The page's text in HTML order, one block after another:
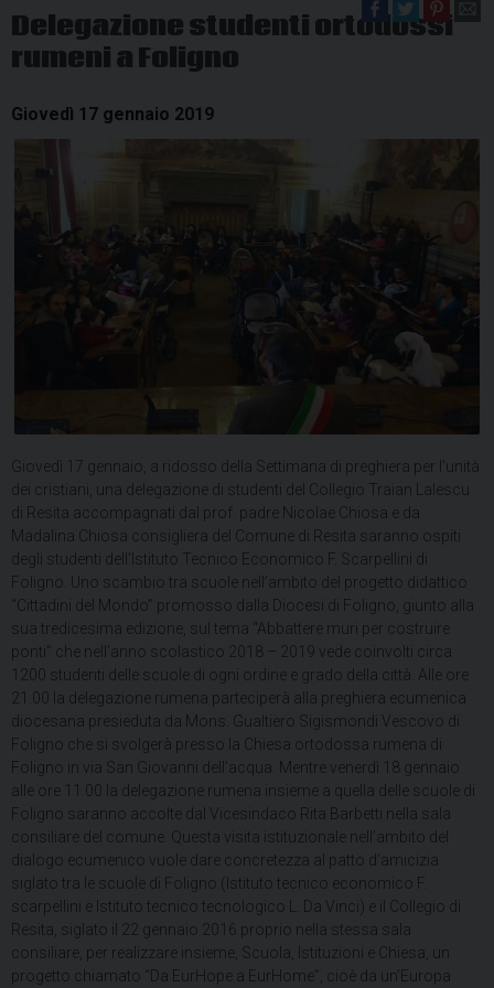
Delegazione studenti ortodossi
rumeni a Foligno
Giovedì 17 gennaio 2019
Giovedì 17 gennaio, a ridosso della Settimana di preghiera per l’unità
dei cristiani, una delegazione di studenti del Collegio Traian Lalescu
di Resita accompagnati dal prof. padre Nicolae Chiosa e da
Madalina Chiosa consigliera del Comune di Resita saranno ospiti
degli studenti dell’Istituto Tecnico Economico F. Scarpellini di
Foligno. Uno scambio tra scuole nell’ambito del progetto didattico
“Cittadini del Mondo” promosso dalla Diocesi di Foligno, giunto alla
sua tredicesima edizione, sul tema “Abbattere muri per costruire
ponti” che nell’anno scolastico 2018 – 2019 vede coinvolti circa
1200 studenti delle scuole di ogni ordine e grado della città. Alle ore
21.00 la delegazione rumena parteciperà alla preghiera ecumenica
diocesana presieduta da Mons. Gualtiero Sigismondi Vescovo di
Foligno che si svolgerà presso la Chiesa ortodossa rumena di
Foligno in via San Giovanni dell’acqua. Mentre venerdì 18 gennaio
alle ore 11.00 la delegazione rumena insieme a quella delle scuole di
Foligno saranno accolte dal Vicesindaco Rita Barbetti nella sala
consiliare del comune. Questa visita istituzionale nell’ambito del
dialogo ecumenico vuole dare concretezza al patto d’amicizia
siglato tra le scuole di Foligno (Istituto tecnico economico F.
scarpellini e Istituto tecnico tecnologico L. Da Vinci) e il Collegio di
Resita, siglato il 22 gennaio 2016 proprio nella stessa sala
consiliare, per realizzare insieme, Scuola, Istituzioni e Chiesa, un
progetto chiamato “Da EurHope a EurHome”, cioè da un’Europa